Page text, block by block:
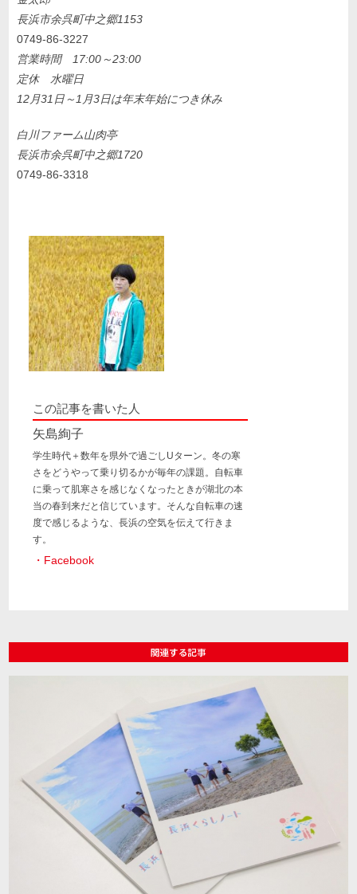
長浜市余呉町中之郷1153
0749-86-3227
営業時間 17:00～23:00
定休 水曜日
12月31日～1月3日は年末年始につき休み
白川ファーム山肉亭
長浜市余呉町中之郷1720
0749-86-3318
この記事を書いた人
矢島絢子
学生時代＋数年を県外で過ごしUターン。冬の寒
さをどうやって乗り切るかが毎年の課題。自転車
に乗って肌寒さを感じなくなったときが湖北の本
当の春到来だと信じています。そんな自転車の速
度で感じるような、長浜の空気を伝えて行きま
す。
・Facebook